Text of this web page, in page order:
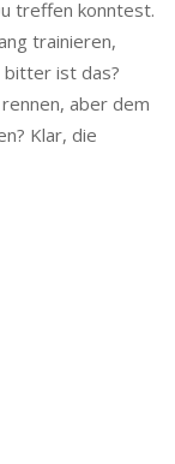
treffen konntest.
trainieren,
bitter ist das?
aber dem
Klar, die